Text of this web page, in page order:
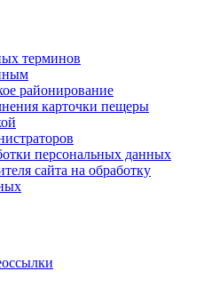
терминов
районирование
карточки пещеры
персональных данных
сайта на обработку